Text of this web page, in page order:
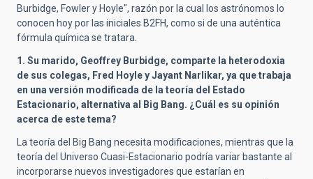
Burbidge, Fowler y Hoyle", razón por la cual los astrónomos lo
conocen hoy por las iniciales B2FH, como si de una auténtica
fórmula química se tratara.
1. Su marido, Geoffrey Burbidge, comparte la heterodoxia
de sus colegas, Fred Hoyle y Jayant Narlikar, ya que trabaja
en una versión modificada de la teoría del Estado
Estacionario, alternativa al Big Bang. ¿Cuál es su opinión
acerca de este tema?
La teoría del Big Bang necesita modificaciones, mientras que la
teoría del Universo Cuasi-Estacionario podría variar bastante al
incorporarse nuevos investigadores que estarían en